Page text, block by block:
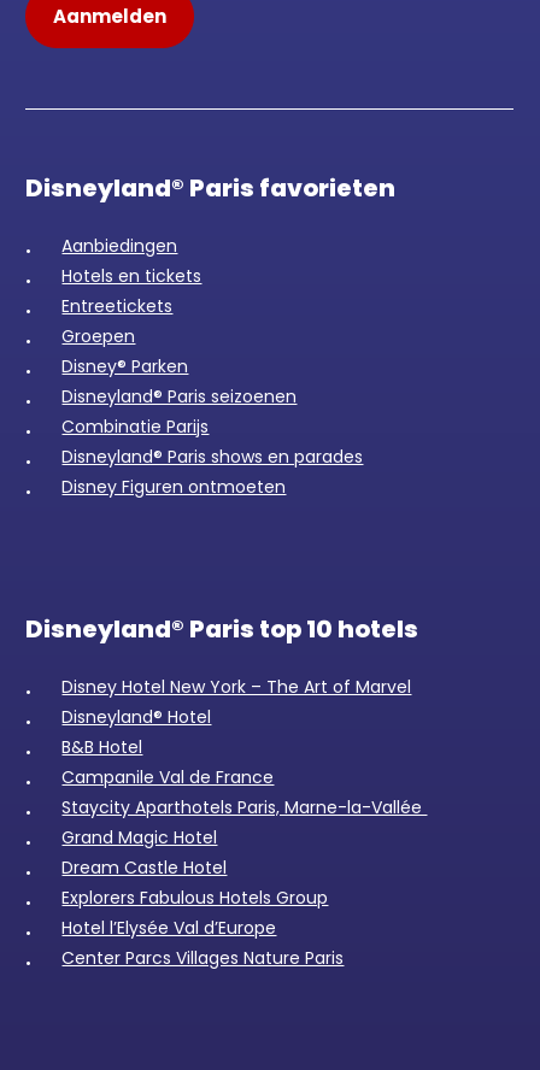
Disneyland® Paris favorieten
Aanbiedingen
Hotels en tickets
Entreetickets
Groepen
Disney® Parken
Disneyland® Paris seizoenen
Combinatie Parijs
Disneyland® Paris shows en parades
Disney Figuren ontmoeten
Disneyland® Paris top 10 hotels
Disney Hotel New York – The Art of Marvel
Disneyland® Hotel
B&B Hotel
Campanile Val de France
Staycity Aparthotels Paris, Marne-la-Vallée
Grand Magic Hotel
Dream Castle Hotel
Explorers Fabulous Hotels Group
Hotel l’Elysée Val d’Europe
Center Parcs Villages Nature Paris